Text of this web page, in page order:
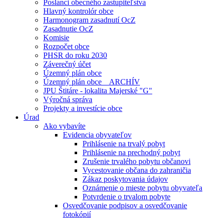
Poslanci obecného zastupiteľstva
Hlavný kontrolór obce
Harmonogram zasadnutí OcZ
Zasadnutie OcZ
Komisie
Rozpočet obce
PHSR do roku 2030
Záverečný účet
Územný plán obce
Územný plán obce _ ARCHÍV
JPU Štitáre - lokalita Majerské "G"
Výročná správa
Projekty a investície obce
Úrad
Ako vybavíte
Evidencia obyvateľov
Prihlásenie na trvalý pobyt
Prihlásenie na prechodný pobyt
Zrušenie trvalého pobytu občanovi
Vycestovanie občana do zahraničia
Zákaz poskytovania údajov
Oznámenie o mieste pobytu obyvateľa
Potvrdenie o trvalom pobyte
Osvedčovanie podpisov a osvedčovanie
fotokópií